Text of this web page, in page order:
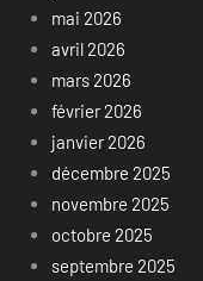
mai 2026
avril 2026
mars 2026
février 2026
janvier 2026
décembre 2025
novembre 2025
octobre 2025
septembre 2025